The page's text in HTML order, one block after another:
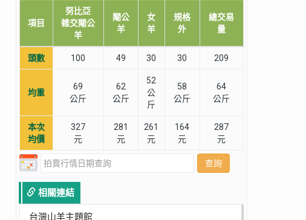
項目
努比亞
雜交閹公
羊
閹公
羊
女
羊
規格
外
總交易
量
頭數 100 49 30 30 209
均重
69
公斤
62
公斤
52
公
斤
58
公斤
64
公斤
本次
均價
327
元
281
元
261
元
164
元
287
元
查詢
相關連結
台灣山羊主題館